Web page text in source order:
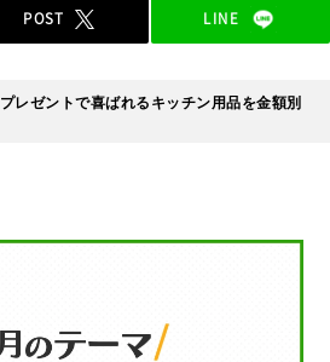
POST LINE
プレゼントで喜ばれるキッチン用品を金額別